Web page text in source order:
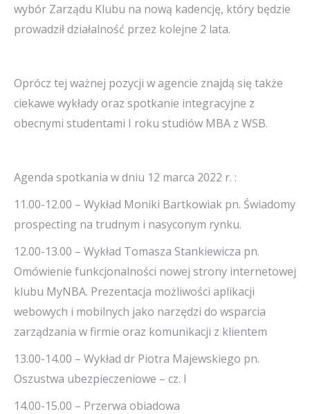
wybór Zarządu Klubu na nową kadencję, który będzie
prowadził działalność przez kolejne 2 lata.
Oprócz tej ważnej pozycji w agencie znajdą się także
ciekawe wykłady oraz spotkanie integracyjne z
obecnymi studentami I roku studiów MBA z WSB.
Agenda spotkania w dniu 12 marca 2022 r. :
11.00-12.00 – Wykład Moniki Bartkowiak pn. Świadomy
prospecting na trudnym i nasyconym rynku.
12.00-13.00 – Wykład Tomasza Stankiewicza pn.
Omówienie funkcjonalności nowej strony internetowej
klubu MyNBA. Prezentacja możliwości aplikacji
webowych i mobilnych jako narzędzi do wsparcia
zarządzania w firmie oraz komunikacji z klientem
13.00-14.00 – Wykład dr Piotra Majewskiego pn.
Oszustwa ubezpieczeniowe – cz. I
14.00-15.00 – Przerwa obiadowa